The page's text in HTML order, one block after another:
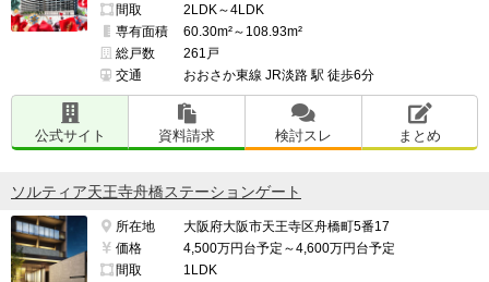
間取
2LDK～4LDK
専有面積
60.30m²～108.93m²
総戸数
261戸
交通
おおさか東線 JR淡路 駅 徒歩6分
公式サイト 資料請求 検討スレ まとめ
ソルティア天王寺舟橋ステーションゲート
所在地
大阪府大阪市天王寺区舟橋町5番17
価格
4,500万円台予定～4,600万円台予定
間取
1LDK